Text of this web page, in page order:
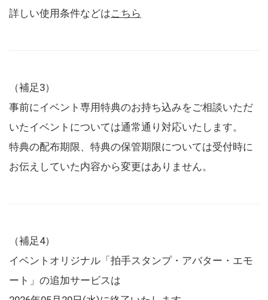
詳しい使用条件などはこちら
（補足3）
事前にイベント専用特典のお持ち込みをご相談いただ
いたイベントについては通常通り対応いたします。
特典の配布期限、特典の保管期限については受付時に
お伝えしていた内容から変更はありません。
（補足4）
イベントオリジナル「拍手スタンプ・アバター・エモ
ート」の追加サービスは